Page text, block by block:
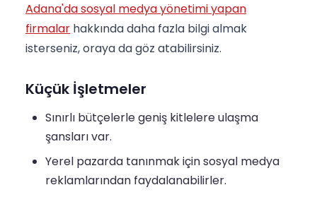
Adana'da sosyal medya yönetimi yapan
firmalar hakkında daha fazla bilgi almak
isterseniz, oraya da göz atabilirsiniz.
Küçük İşletmeler
Sınırlı bütçelerle geniş kitlelere ulaşma
şansları var.
Yerel pazarda tanınmak için sosyal medya
reklamlarından faydalanabilirler.